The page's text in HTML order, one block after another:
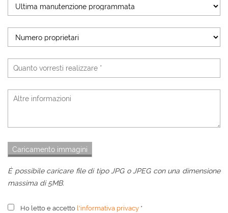
È possibile caricare file di tipo JPG o JPEG con una dimensione
massima di 5MB.
Ho letto e accetto l'informativa privacy *